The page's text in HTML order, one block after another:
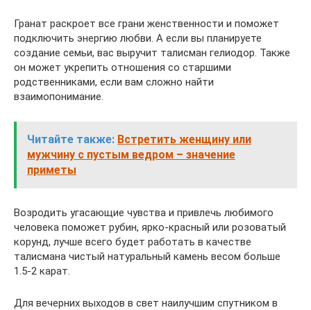
Гранат раскроет все грани женственности и поможет
подключить энергию любви. А если вы планируете
создание семьи, вас выручит талисман гелиодор. Также
он может укрепить отношения со старшими
родственниками, если вам сложно найти
взаимопонимание.
Читайте также: Встретить женщину или
мужчину с пустым ведром – значение
приметы
Возродить угасающие чувства и привлечь любимого
человека поможет рубин, ярко-красный или розоватый
корунд, лучше всего будет работать в качестве
талисмана чистый натуральный камень весом больше
1.5-2 карат.
Для вечерних выходов в свет наилучшим спутником в